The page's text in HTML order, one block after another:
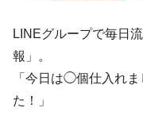
LINEグループで毎日
報」。
「今日は◯個仕入れ
た！」